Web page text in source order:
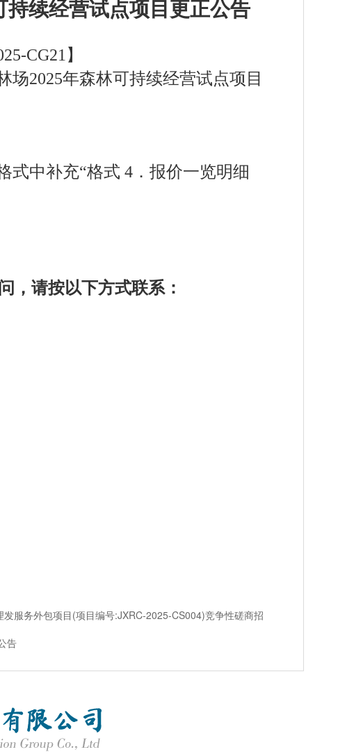
持续经营试点项目更正公告
CG21】
场2025年森林可持续经营试点项目
式中补充“格式 4．报价一览明细
，请按以下方式联系：
服务外包项目(项目编号:JXRC-2025-CS004)竞争性磋商招
告